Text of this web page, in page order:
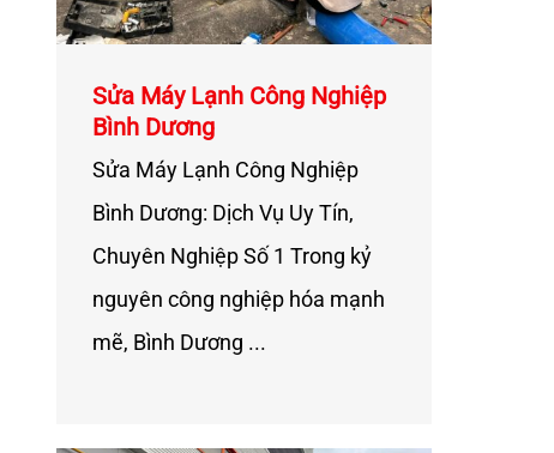
Sửa Máy Lạnh Công Nghiệp
Bình Dương
Sửa Máy Lạnh Công Nghiệp
Bình Dương: Dịch Vụ Uy Tín,
Chuyên Nghiệp Số 1 Trong kỷ
nguyên công nghiệp hóa mạnh
mẽ, Bình Dương ...